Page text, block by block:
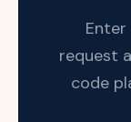
request
code